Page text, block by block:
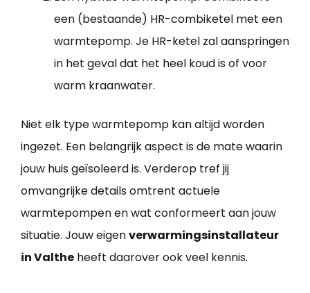
een (bestaande) HR-combiketel met een
warmtepomp. Je HR-ketel zal aanspringen
in het geval dat het heel koud is of voor
warm kraanwater.
Niet elk type warmtepomp kan altijd worden
ingezet. Een belangrijk aspect is de mate waarin
jouw huis geïsoleerd is. Verderop tref jij
omvangrijke details omtrent actuele
warmtepompen en wat conformeert aan jouw
situatie. Jouw eigenverwarmingsinstallateur
in Valthe heeft daarover ook veel kennis.